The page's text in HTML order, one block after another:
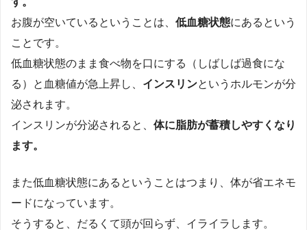
お腹が空いているということは、 低血糖状態にあるという
ことです。
低血糖状態のまま食べ物を口にする（しばしば過食にな
る）と血糖値が急上昇し、 インスリンというホルモンが分
泌されます。
インスリンが分泌されると、 体に脂肪が蓄積しやすくなり
ます。
また低血糖状態にあるということはつまり、体が省エネモ
ードになっています。
そうすると、だるくて頭が回らず、イライラします。